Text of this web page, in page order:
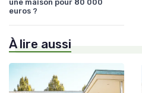
une maison pour 80 000
euros ?
À lire aussi